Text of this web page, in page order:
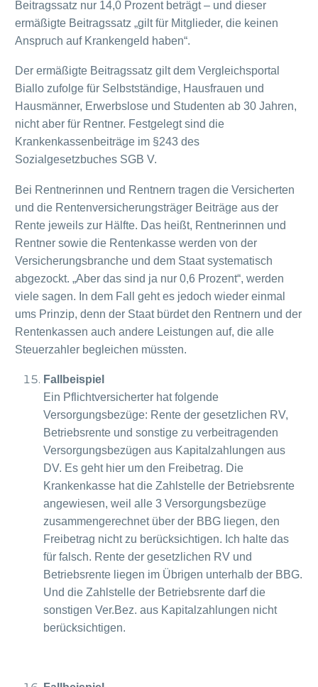
Beitragssatz nur 14,0 Prozent beträgt – und dieser
ermäßigte Beitragssatz „gilt für Mitglieder, die keinen
Anspruch auf Krankengeld haben“.
Der ermäßigte Beitragssatz gilt dem Vergleichsportal
Biallo zufolge für Selbstständige, Hausfrauen und
Hausmänner, Erwerbslose und Studenten ab 30 Jahren,
nicht aber für Rentner. Festgelegt sind die
Krankenkassenbeiträge im §243 des
Sozialgesetzbuches SGB V.
Bei Rentnerinnen und Rentnern tragen die Versicherten
und die Rentenversicherungsträger Beiträge aus der
Rente jeweils zur Hälfte. Das heißt, Rentnerinnen und
Rentner sowie die Rentenkasse werden von der
Versicherungsbranche und dem Staat systematisch
abgezockt. „Aber das sind ja nur 0,6 Prozent“, werden
viele sagen. In dem Fall geht es jedoch wieder einmal
ums Prinzip, denn der Staat bürdet den Rentnern und der
Rentenkassen auch andere Leistungen auf, die alle
Steuerzahler begleichen müssten.
Fallbeispiel
Ein Pflichtversicherter hat folgende
Versorgungsbezüge: Rente der gesetzlichen RV,
Betriebsrente und sonstige zu verbeitragenden
Versorgungsbezügen aus Kapitalzahlungen aus
DV. Es geht hier um den Freibetrag. Die
Krankenkasse hat die Zahlstelle der Betriebsrente
angewiesen, weil alle 3 Versorgungsbezüge
zusammengerechnet über der BBG liegen, den
Freibetrag nicht zu berücksichtigen. Ich halte das
für falsch. Rente der gesetzlichen RV und
Betriebsrente liegen im Übrigen unterhalb der BBG.
Und die Zahlstelle der Betriebsrente darf die
sonstigen Ver.Bez. aus Kapitalzahlungen nicht
berücksichtigen.